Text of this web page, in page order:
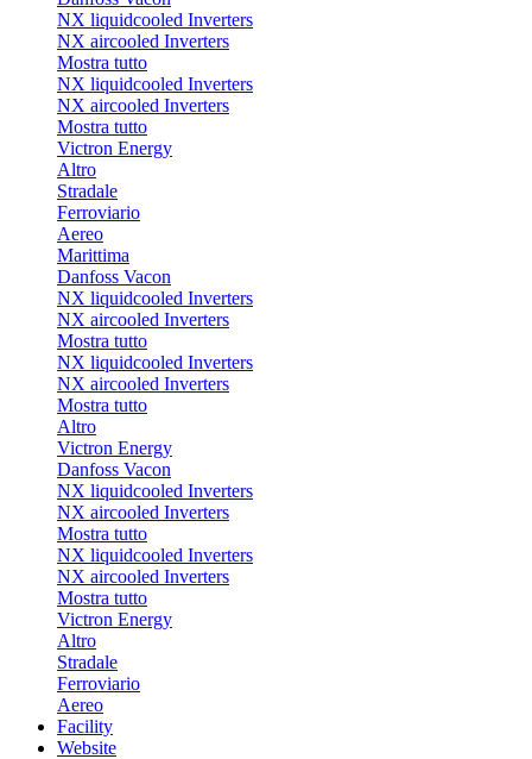
NX liquidcooled Inverters
NX aircooled Inverters
Mostra tutto
NX liquidcooled Inverters
NX aircooled Inverters
Mostra tutto
Victron Energy
Altro
Stradale
Ferroviario
Aereo
Marittima
Danfoss Vacon
NX liquidcooled Inverters
NX aircooled Inverters
Mostra tutto
NX liquidcooled Inverters
NX aircooled Inverters
Mostra tutto
Altro
Victron Energy
Danfoss Vacon
NX liquidcooled Inverters
NX aircooled Inverters
Mostra tutto
NX liquidcooled Inverters
NX aircooled Inverters
Mostra tutto
Victron Energy
Altro
Stradale
Ferroviario
Aereo
Facility
Website